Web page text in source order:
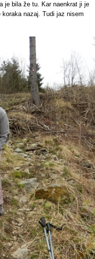
je bila že tu. Kar naenkrat ji je
nazaj. Tudi jaz nisem